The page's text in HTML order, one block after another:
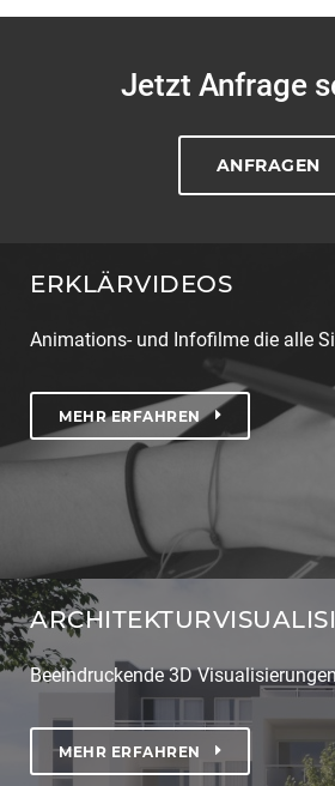
Jetzt Anfrage
ANFRAGEN
ERKLÄRVIDEOS
Animations- und Infofilme die alle
MEHR ERFAHREN
Beeindruckende 3D
MEHR ERFAHREN